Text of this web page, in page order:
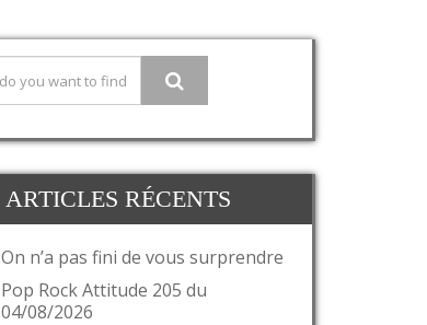
ARTICLES RÉCENTS
On n’a pas fini de vous surprendre
Pop Rock Attitude 205 du
04/08/2026